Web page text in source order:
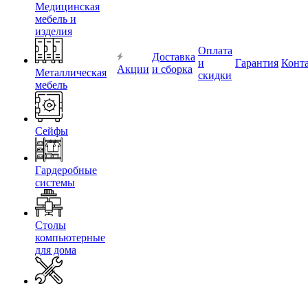
Медицинская
мебель и
изделия
Металлическая
мебель
Сейфы
Гардеробные
системы
Столы
компьютерные
для дома
Акции
Доставка
и сборка
Оплата
и
скидки
Гарантия